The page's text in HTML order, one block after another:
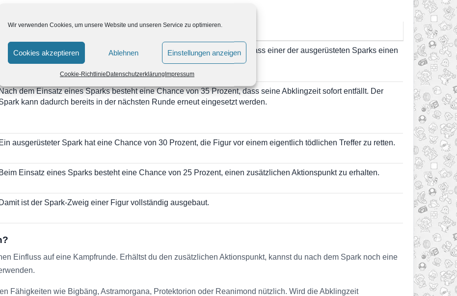
Wir verwenden Cookies, um unsere Website und unseren Service zu optimieren.
Cookies akzeptieren Ablehnen Einstellungen anzeigen
Cookie-RichtlinieDatenschutzerklärungImpressum
Zu Beginn der ersten Kampfrunde besteht eine Chance von 25 Prozent, dass einer der ausgerüsteten Sparks einen
zufälligen Gegenstand schenkt.
Nach dem Einsatz eines Sparks besteht eine Chance von 35 Prozent, dass seine Abklingzeit sofort entfällt. Der
kann dadurch bereits in der nächsten Runde erneut eingesetzt werden.
Ein ausgerüsteter Spark hat eine Chance von 30 Prozent, die Figur vor einem eigentlich tödlichen Treffer zu retten.
Beim Einsatz eines Sparks besteht eine Chance von 25 Prozent, einen zusätzlichen Aktionspunkt zu erhalten.
Damit ist der Spark-Zweig einer Figur vollständig ausgebaut.
Einfluss auf eine Kampfrunde. Erhältst du den zusätzlichen Aktionspunkt, kannst du nach dem Spark noch eine
Fähigkeiten wie Bigbäng, Astramorgana, Protektorion oder Reanimond nützlich. Wird die Abklingzeit